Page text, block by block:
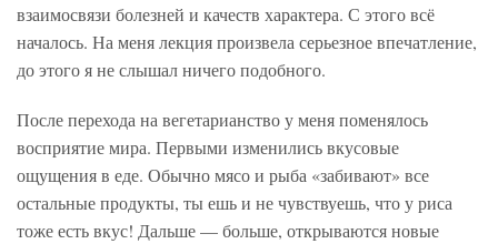
взаимосвязи болезней и качеств характера. С этого всё
началось. На меня лекция произвела серьезное впечатление,
до этого я не слышал ничего подобного.
После перехода на вегетарианство у меня поменялось
восприятие мира. Первыми изменились вкусовые
ощущения в еде. Обычно мясо и рыба «забивают» все
остальные продукты, ты ешь и не чувствуешь, что у риса
тоже есть вкус! Дальше — больше, открываются новые